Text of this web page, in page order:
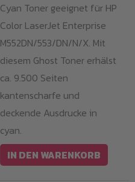
Cyan Toner geeignet für HP
Color LaserJet Enterprise
M552DN/553/DN/N/X. Mit
diesem Ghost Toner erhälst
ca. 9.500 Seiten
kantenscharfe und
deckende Ausdrucke in
cyan.
IN DEN WARENKORB